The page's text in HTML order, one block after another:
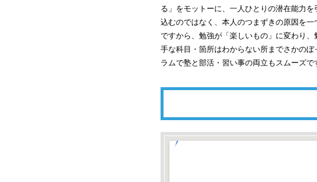
る」をモットーに、一人ひとりの潜在能力
込むのではなく、本人のつまずきの原因を
ですから、勉強が「楽しいもの」に変わり
手な科目・箇所はわからない所までさかの
ラムで塾と部活・習い事の両立もスムーズで